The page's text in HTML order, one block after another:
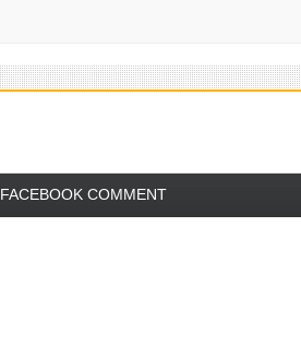
FACEBOOK COMMENT